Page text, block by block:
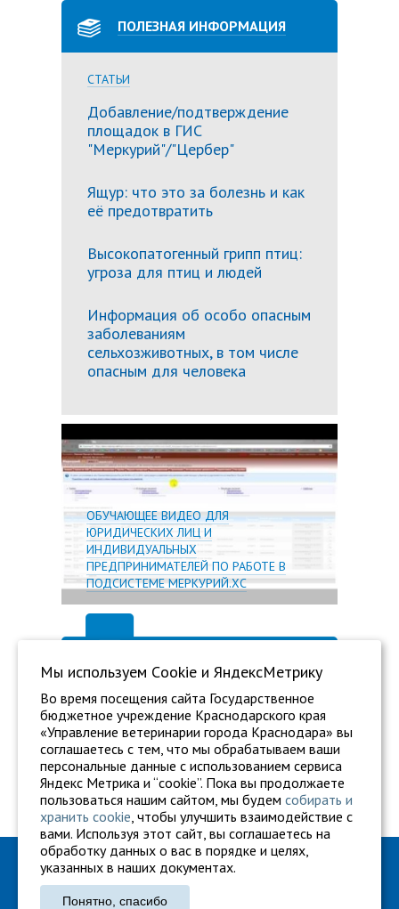
ПОЛЕЗНАЯ ИНФОРМАЦИЯ
СТАТЬИ
Добавление/подтверждение
площадок в ГИС
"Меркурий"/"Цербер"
Ящур: что это за болезнь и как
её предотвратить
Высокопатогенный грипп птиц:
угроза для птиц и людей
Информация об особо опасным
заболеваниям
сельхозживотных, в том числе
опасным для человека
ОБУЧАЮЩЕЕ ВИДЕО ДЛЯ
ЮРИДИЧЕСКИХ ЛИЦ И
ИНДИВИДУАЛЬНЫХ
ПРЕДПРИНИМАТЕЛЕЙ ПО РАБОТЕ В
ПОДСИСТЕМЕ МЕРКУРИЙ.ХС
ГБУ "Ветуправление города Краснодара"
Адрес: г. Краснодар, ул. Карасунская, 110
Тел.: +7 861 260-27-94
Мы используем Сookie и ЯндексМетрику
Во время посещения сайта Государственное
бюджетное учреждение Краснодарского края
«Управление ветеринарии города Краснодара» вы
соглашаетесь с тем, что мы обрабатываем ваши
персональные данные с использованием сервиса
Яндекс Метрика и “cookie”. Пока вы продолжаете
пользоваться нашим сайтом, мы будем собирать и
хранить cookie, чтобы улучшить взаимодействие с
вами. Используя этот сайт, вы соглашаетесь на
обработку данных о вас в порядке и целях,
указанных в наших документах.
Понятно, спасибо